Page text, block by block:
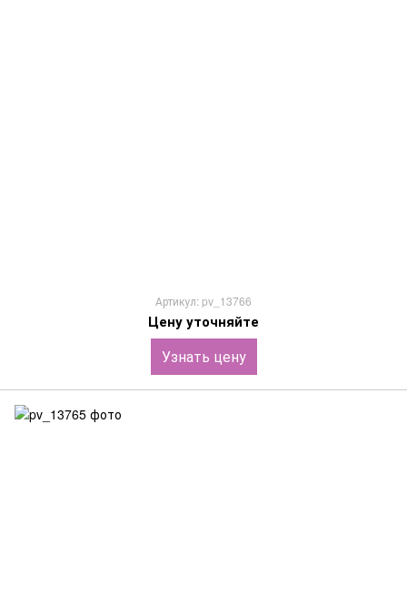
Артикул: pv_13766
Цену уточняйте
Узнать цену